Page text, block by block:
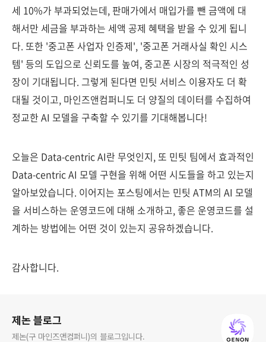
세 10%가 부과되었는데, 판매가에서 매입가를 뺀 금액에 대
해서만 세금을 부과하는 세액 공제 혜택을 받을 수 있게 됩니
다. 또한 '중고폰 사업자 인증제', '중고폰 거래사실 확인 시스
템' 등의 도입으로 신뢰도를 높여, 중고폰 시장의 적극적인 성
장이 기대됩니다. 그렇게 된다면 민팃 서비스 이용자도 더 확
대될 것이고, 마인즈앤컴퍼니도 더 양질의 데이터를 수집하여
정교한 AI 모델을 구축할 수 있기를 기대해봅니다!
오늘은 Data-centric AI란 무엇인지, 또 민팃 팀에서 효과적인
Data-centric AI 모델 구현을 위해 어떤 시도들을 하고 있는지
알아보았습니다. 이어지는 포스팅에서는 민팃 ATM의 AI 모델
을 서비스하는 운영코드에 대해 소개하고, 좋은 운영코드를 설
계하는 방법에는 어떤 것이 있는지 공유하겠습니다.
감사합니다.
제논 블로그
제논(구 마인즈앤컴퍼니)의 블로그입니다.